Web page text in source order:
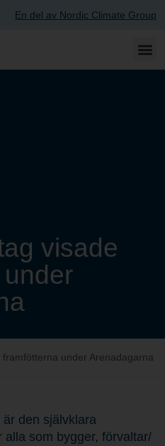
En del av Nordic Climate Group
visade
under Arenadagarna
den självklara
som bygger, förvaltar/